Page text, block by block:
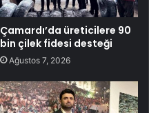
Çamardı’da üreticilere 90
bin çilek fidesi desteği
Ağustos 7, 2026